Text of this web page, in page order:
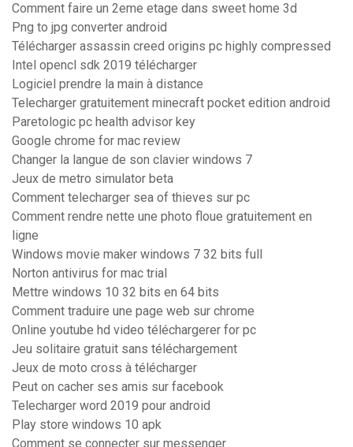
Comment faire un 2eme etage dans sweet home 3d
Png to jpg converter android
Télécharger assassin creed origins pc highly compressed
Intel opencl sdk 2019 télécharger
Logiciel prendre la main à distance
Telecharger gratuitement minecraft pocket edition android
Paretologic pc health advisor key
Google chrome for mac review
Changer la langue de son clavier windows 7
Jeux de metro simulator beta
Comment telecharger sea of thieves sur pc
Comment rendre nette une photo floue gratuitement en
ligne
Windows movie maker windows 7 32 bits full
Norton antivirus for mac trial
Mettre windows 10 32 bits en 64 bits
Comment traduire une page web sur chrome
Online youtube hd video téléchargerer for pc
Jeu solitaire gratuit sans téléchargement
Jeux de moto cross à télécharger
Peut on cacher ses amis sur facebook
Telecharger word 2019 pour android
Play store windows 10 apk
Comment se connecter sur messenger